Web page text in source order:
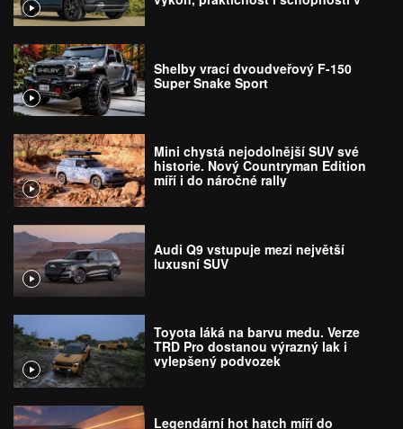
Shelby vrací dvoudveřový F-150
Super Snake Sport
Mini chystá nejodolnější SUV své
historie. Nový Countryman Edition
míří i do náročné rally
Audi Q9 vstupuje mezi největší
luxusní SUV
Toyota láká na barvu medu. Verze
TRD Pro dostanou výrazný lak i
vylepšený podvozek
Legendární hot hatch míří do